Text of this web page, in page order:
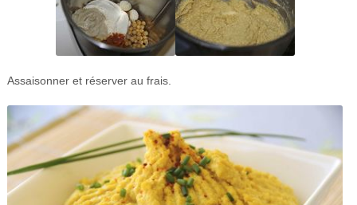
Assaisonner et réserver au frais.